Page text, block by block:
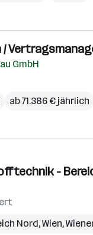
GmbH
ab 71.386 € jährlich
-
Nord,Wien,